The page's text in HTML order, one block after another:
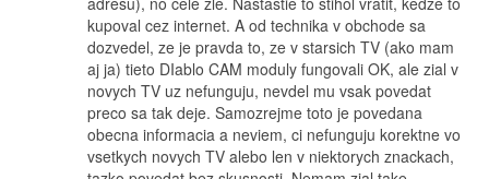
kupoval cez internet. A od technika v obchode sa
dozvedel, ze je pravda to, ze v starsich TV (ako mam
aj ja) tieto DIablo CAM moduly fungovali OK, ale zial v
novych TV uz nefunguju, nevdel mu vsak povedat
preco sa tak deje. Samozrejme toto je povedana
obecna informacia a neviem, ci nefunguju korektne vo
vsetkych novych TV alebo len v niektorych znackach,